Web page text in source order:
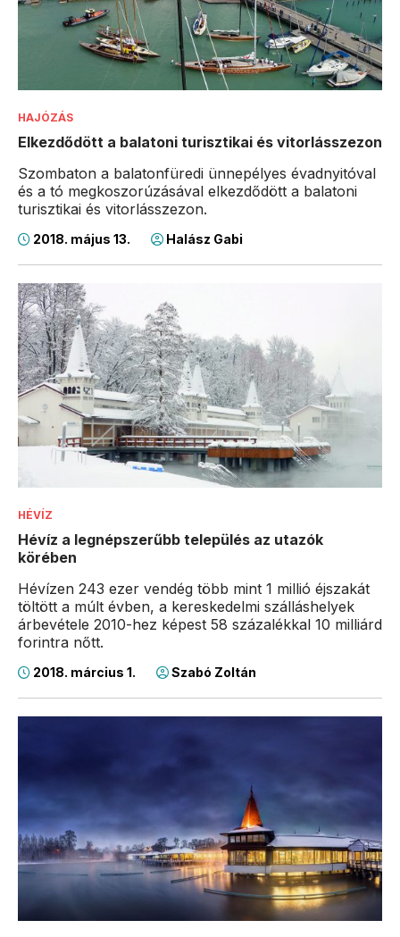
HAJÓZÁS
Elkezdődött a balatoni turisztikai és vitorlásszezon
Szombaton a balatonfüredi ünnepélyes évadnyitóval
és a tó megkoszorúzásával elkezdődött a balatoni
turisztikai és vitorlásszezon.
2018. május 13. Halász Gabi
HÉVÍZ
Hévíz a legnépszerűbb település az utazók
körében
Hévízen 243 ezer vendég több mint 1 millió éjszakát
töltött a múlt évben, a kereskedelmi szálláshelyek
árbevétele 2010-hez képest 58 százalékkal 10 milliárd
forintra nőtt.
2018. március 1. Szabó Zoltán